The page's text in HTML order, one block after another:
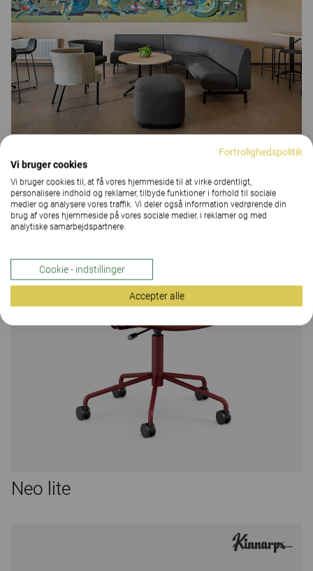
Neo lite
Fortrolighedspolitik
Vi bruger cookies
Vi bruger cookies til, at få vores hjemmeside til at virke ordentligt,
personalisere indhold og reklamer, tilbyde funktioner i forhold til sociale
medier og analysere vores traffik. Vi deler også information vedrørende din
brug af vores hjemmeside på vores sociale medier, i reklamer og med
analytiske samarbejdspartnere.
Cookie - indstillinger
Accepter alle